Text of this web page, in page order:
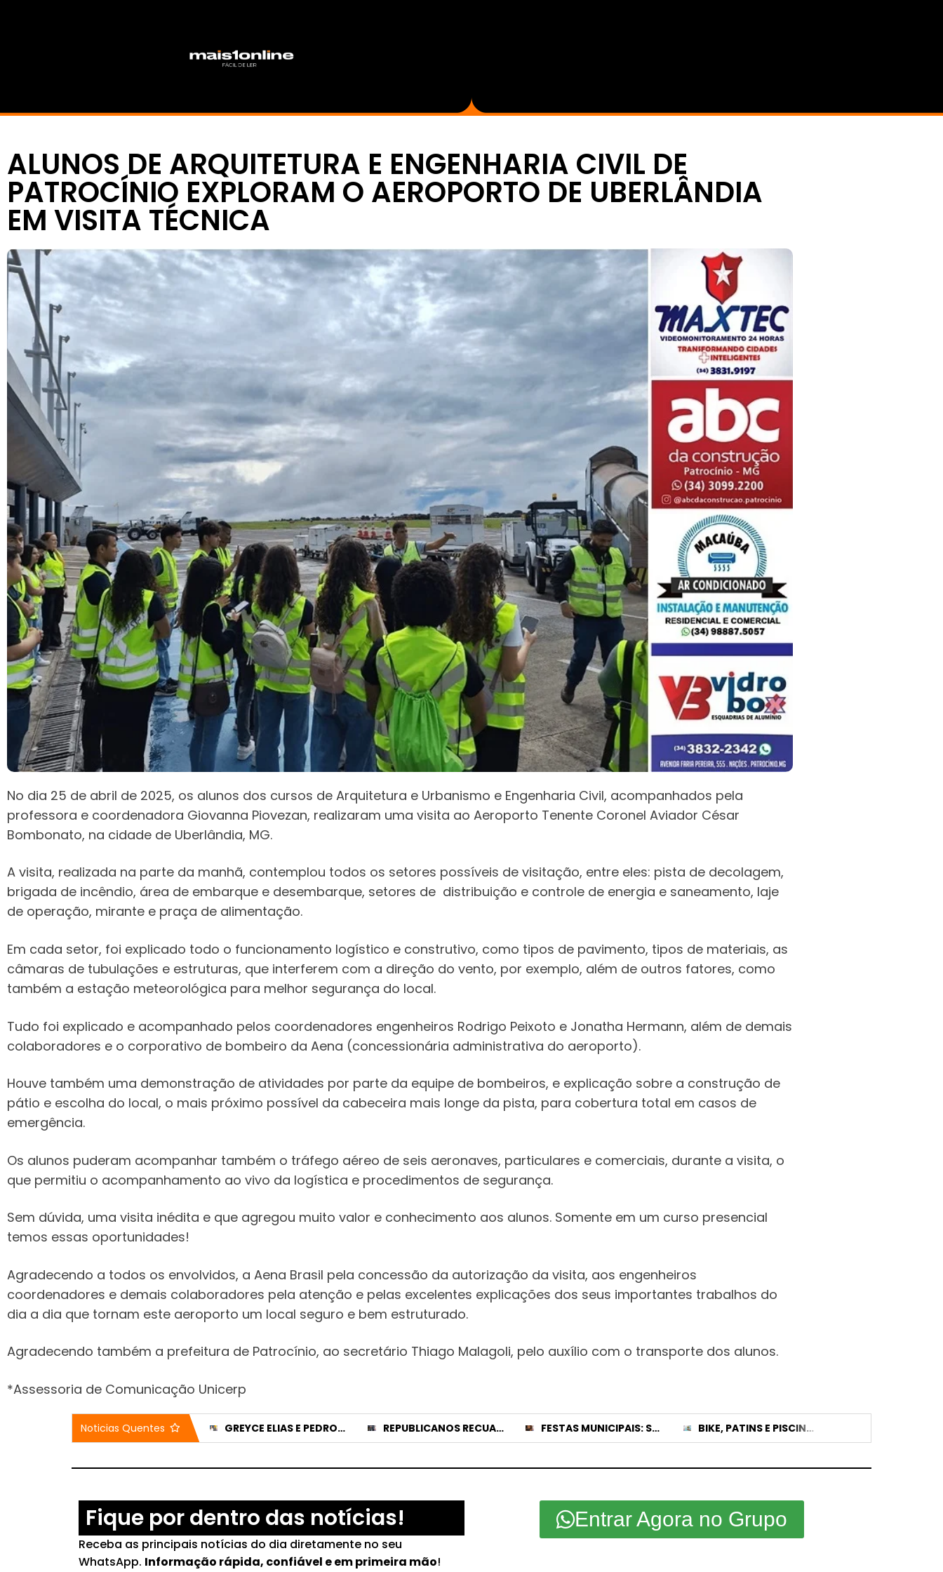
ALUNOS DE ARQUITETURA E ENGENHARIA CIVIL DE
PATROCÍNIO EXPLORAM O AEROPORTO DE UBERLÂNDIA
EM VISITA TÉCNICA
No dia 25 de abril de 2025, os alunos dos cursos de Arquitetura e Urbanismo e Engenharia Civil, acompanhados pela
professora e coordenadora Giovanna Piovezan, realizaram uma visita ao Aeroporto Tenente Coronel Aviador César
Bombonato, na cidade de Uberlândia, MG.
A visita, realizada na parte da manhã, contemplou todos os setores possíveis de visitação, entre eles: pista de decolagem,
brigada de incêndio, área de embarque e desembarque, setores de distribuição e controle de energia e saneamento, laje
de operação, mirante e praça de alimentação.
Em cada setor, foi explicado todo o funcionamento logístico e construtivo, como tipos de pavimento, tipos de materiais, as
câmaras de tubulações e estruturas, que interferem com a direção do vento, por exemplo, além de outros fatores, como
também a estação meteorológica para melhor segurança do local.
Tudo foi explicado e acompanhado pelos coordenadores engenheiros Rodrigo Peixoto e Jonatha Hermann, além de demais
colaboradores e o corporativo de bombeiro da Aena (concessionária administrativa do aeroporto).
Houve também uma demonstração de atividades por parte da equipe de bombeiros, e explicação sobre a construção de
pátio e escolha do local, o mais próximo possível da cabeceira mais longe da pista, para cobertura total em casos de
emergência.
Os alunos puderam acompanhar também o tráfego aéreo de seis aeronaves, particulares e comerciais, durante a visita, o
que permitiu o acompanhamento ao vivo da logística e procedimentos de segurança.
Sem dúvida, uma visita inédita e que agregou muito valor e conhecimento aos alunos. Somente em um curso presencial
temos essas oportunidades!
Agradecendo a todos os envolvidos, a Aena Brasil pela concessão da autorização da visita, aos engenheiros
coordenadores e demais colaboradores pela atenção e pelas excelentes explicações dos seus importantes trabalhos do
dia a dia que tornam este aeroporto um local seguro e bem estruturado.
Agradecendo também a prefeitura de Patrocínio, ao secretário Thiago Malagoli, pelo auxílio com o transporte dos alunos.
*Assessoria de Comunicação Unicerp
Noticias Quentes CASA DO IDOSO RECEBE DOIS VEÍCULOS NOVOS APÓS EMENDA DE 200 MIL REAIS GREYCE ELIAS E PEDRO LUCAS TÊM CANDIDATURAS REGISTRADAS E NOMES JÁ APARECEM NO DIVULGACAND REPUBLICANOS RECUA E LIBERA CHAPA CLEITINHO E FALCÃO PARA DISPUTAR O GOVERNO DE MINAS FESTAS MUNICIPAIS: SIMÕES PROMULGA LEI DE TETO PARA CACHÊS PAGOS COM DINHEIRO PÚBLICO BIKE, PATINS E PISCINA: CONCURSO DE VÍDEO VAI PREMIAR ESTUDANTES NO DIA DA ÁRVORE EM PATROCÍNIO
Fique por dentro das notícias!
Receba as principais notícias do dia diretamente no seu
WhatsApp. Informação rápida, confiável e em primeira mão!
Entrar Agora no Grupo